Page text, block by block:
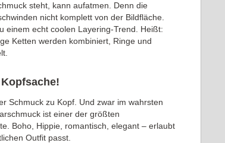
steht, kann aufatmen. Denn die
nicht komplett von der Bildfläche.
einem echt coolen Layering-Trend. Heißt:
Ketten werden kombiniert, Ringe und
Schmuck zu Kopf. Und zwar im wahrsten
ist einer der größten
Boho, Hippie, romantisch, elegant – erlaubt
Outfit passt.